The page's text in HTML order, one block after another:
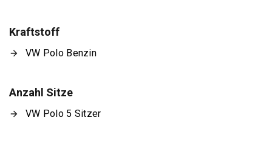
Kraftstoff
VW Polo Benzin
Anzahl Sitze
VW Polo 5 Sitzer